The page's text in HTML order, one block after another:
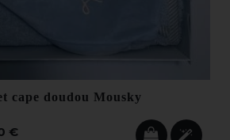
cape doudou Mousky
€